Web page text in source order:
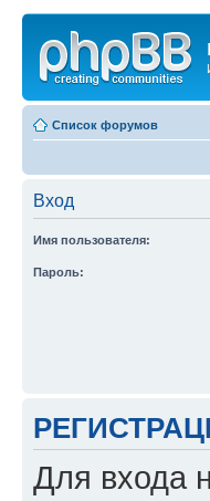
Список форумов
Вход
Имя пользователя:
Пароль:
Для входа